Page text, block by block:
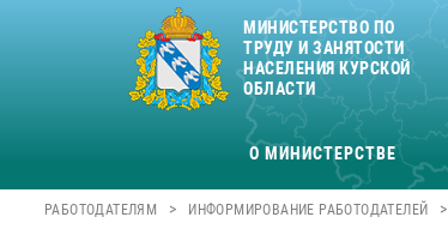
МИНИСТЕРСТВО ПО
ТРУДУ И ЗАНЯТОСТИ
НАСЕЛЕНИЯ КУРСКОЙ
ОБЛАСТИ
О МИНИСТЕРСТВЕ
РАБОТОДАТЕЛЯМ > ИНФОРМИРОВАНИЕ РАБОТОДАТЕЛЕЙ >